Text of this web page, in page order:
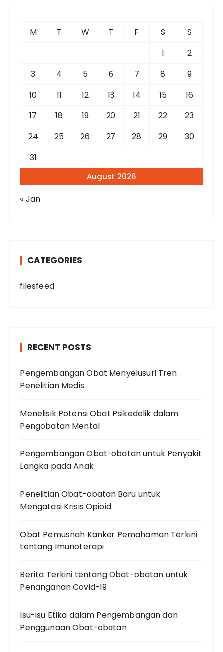
August 2026
M T W T F S
S
1
2
3
4 5 6 7 8
9
10
11 12 13 14 15
16
17
18 19 20 21 22
23
24
25 26 27 28 29
30
31
« Jan
CATEGORIES
filesfeed
RECENT POSTS
Pengembangan Obat Menyelusuri Tren
Penelitian Medis
Menelisik Potensi Obat Psikedelik dalam
Pengobatan Mental
Pengembangan Obat-obatan untuk Penyakit
Langka pada Anak
Penelitian Obat-obatan Baru untuk
Mengatasi Krisis Opioid
Obat Pemusnah Kanker Pemahaman Terkini
tentang Imunoterapi
Berita Terkini tentang Obat-obatan untuk
Penanganan Covid-19
Isu-isu Etika dalam Pengembangan dan
Penggunaan Obat-obatan